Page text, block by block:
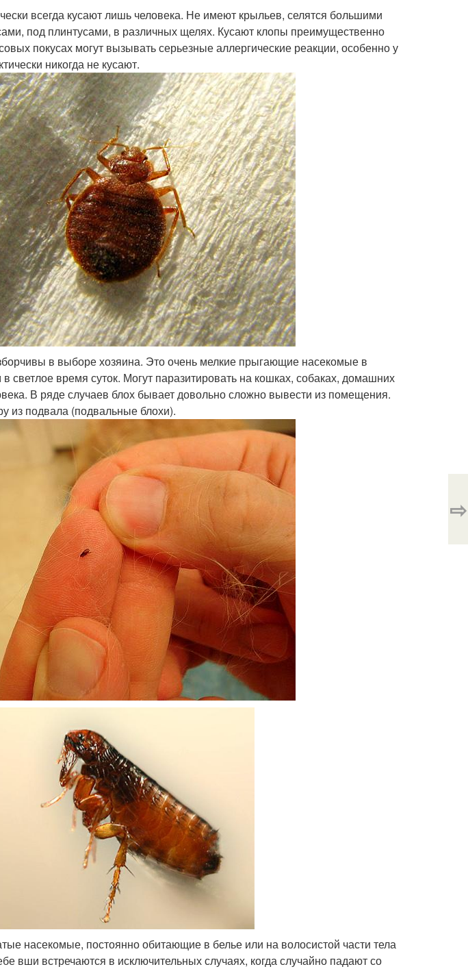
всегда кусают лишь человека. Не имеют крыльев, селятся большими
под плинтусами, в различных щелях. Кусают клопы преимущественно
покусах могут вызывать серьезные аллергические реакции, особенно у
никогда не кусают.
в выборе хозяина. Это очень мелкие прыгающие насекомые в
светлое время суток. Могут паразитировать на кошках, собаках, домашних
В ряде случаев блох бывает довольно сложно вывести из помещения.
из подвала (подвальные блохи).
насекомые, постоянно обитающие в белье или на волосистой части тела
вши встречаются в исключительных случаях, когда случайно падают со
⇨